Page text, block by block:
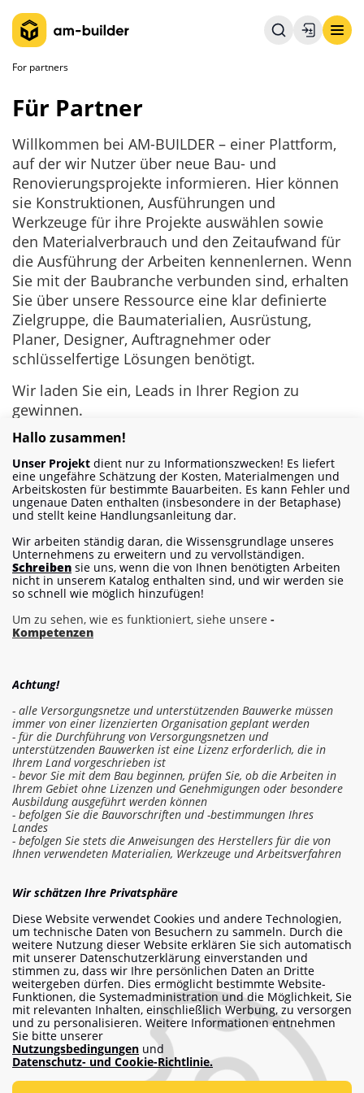
For partners
Für Partner
Willkommen bei AM-BUILDER – einer Plattform,
auf der wir Nutzer über neue Bau- und
Renovierungsprojekte informieren. Hier können
sie Konstruktionen, Ausführungen und
Werkzeuge für ihre Projekte auswählen sowie
den Materialverbrauch und den Zeitaufwand für
die Ausführung der Arbeiten kennenlernen. Wenn
Sie mit der Baubranche verbunden sind, erhalten
Sie über unsere Ressource eine klar definierte
Zielgruppe, die Baumaterialien, Ausrüstung,
Planer, Designer, Auftragnehmer oder
schlüsselfertige Lösungen benötigt.
Wir laden Sie ein, Leads in Ihrer Region zu
gewinnen.
Möchten Sie unser Partner
werden?
Werbepakete für Ihre Dienstleistungen und
Produkte an – für die von Ihnen gewählte Region
und die ausgewählten Bereiche, in denen Sie Ihre
info@am-builder.com
Helfen Sie dem Projekt
Katalog Über das ProjektFür Partner
Kontakte
In die Kostenschätzung einloggen
Arbeit bestellen
Hallo zusammen!
Unser Projekt dient nur zu Informationszwecken! Es liefert
eine ungefähre Schätzung der Kosten, Materialmengen und
Arbeitskosten für bestimmte Bauarbeiten. Es kann Fehler und
ungenaue Daten enthalten (insbesondere in der Betaphase)
und stellt keine Handlungsanleitung dar.
Wir arbeiten ständig daran, die Wissensgrundlage unseres
Unternehmens zu erweitern und zu vervollständigen.
Schreiben sie uns, wenn die von Ihnen benötigten Arbeiten
nicht in unserem Katalog enthalten sind, und wir werden sie
so schnell wie möglich hinzufügen!
Um zu sehen, wie es funktioniert, siehe unsere -
Kompetenzen
Achtung!
- alle Versorgungsnetze und unterstützenden Bauwerke müssen
immer von einer lizenzierten Organisation geplant werden
- für die Durchführung von Versorgungsnetzen und
unterstützenden Bauwerken ist eine Lizenz erforderlich, die in
Ihrem Land vorgeschrieben ist
- bevor Sie mit dem Bau beginnen, prüfen Sie, ob die Arbeiten in
Ihrem Gebiet ohne Lizenzen und Genehmigungen oder besondere
Ausbildung ausgeführt werden können
- befolgen Sie die Bauvorschriften und -bestimmungen Ihres
Landes
- befolgen Sie stets die Anweisungen des Herstellers für die von
Ihnen verwendeten Materialien, Werkzeuge und Arbeitsverfahren
Wir schätzen Ihre Privatsphäre
Diese Website verwendet Cookies und andere Technologien,
um technische Daten von Besuchern zu sammeln. Durch die
weitere Nutzung dieser Website erklären Sie sich automatisch
mit unserer Datenschutzerklärung einverstanden und
stimmen zu, dass wir Ihre persönlichen Daten an Dritte
weitergeben dürfen. Dies ermöglicht bestimmte Website-
Funktionen, die Systemadministration und die Möglichkeit, Sie
mit relevanten Inhalten, einschließlich Werbung, zu versorgen
und zu personalisieren. Weitere Informationen entnehmen
Sie bitte unserer
Nutzungsbedingungen und
Datenschutz- und Cookie-Richtlinie.